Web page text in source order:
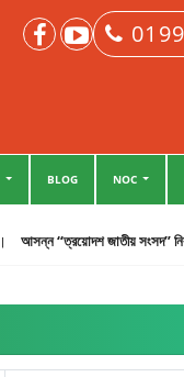
BLOG NOC
আসন্ন “ত্রয়োদশ জাতীয় সংসদ”